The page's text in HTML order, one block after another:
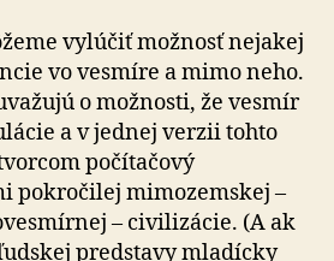
vylúčiť možnosť nejakej
vo vesmíre a mimo neho.
o možnosti, že vesmír
a v jednej verzii tohto
počítačový
pokročilej mimozemskej –
– civilizácie. (A ak
predstavy mladícky